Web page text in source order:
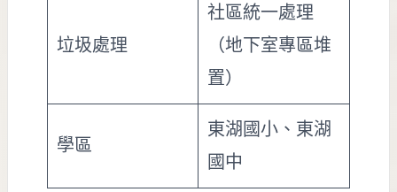
垃圾處理
社區統一處理
（地下室專區堆
置）
學區
東湖國小、東湖
國中